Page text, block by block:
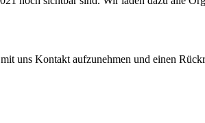
uns Kontakt aufzunehmen und einen